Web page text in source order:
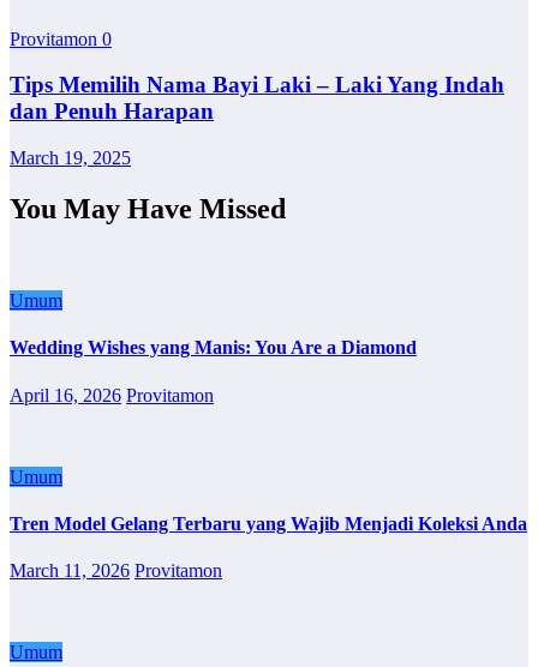
Provitamon 0
Tips Memilih Nama Bayi Laki – Laki Yang Indah
dan Penuh Harapan
March 19, 2025
You May Have Missed
Umum
Wedding Wishes yang Manis: You Are a Diamond
April 16, 2026 Provitamon
Umum
Tren Model Gelang Terbaru yang Wajib Menjadi Koleksi Anda
March 11, 2026 Provitamon
Umum